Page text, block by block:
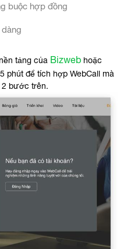
buộc hợp đồng
dàng
tảng của Bizweb hoặc
phút để tích hợp WebCall mà
2 bước trên.